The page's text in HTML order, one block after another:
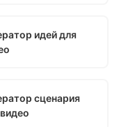
идей для
сценария